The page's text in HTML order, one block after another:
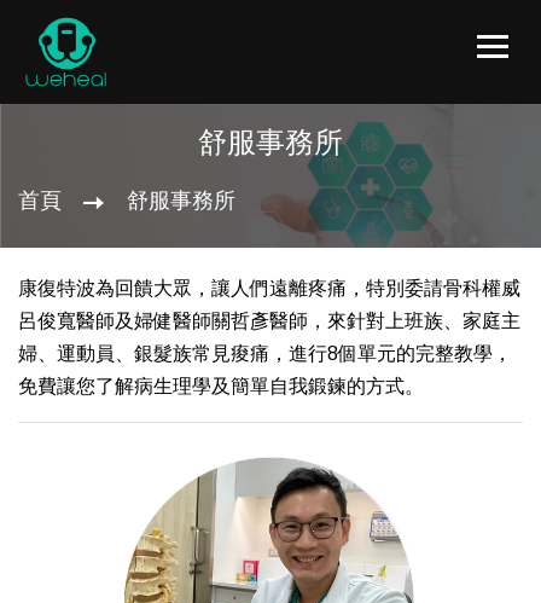
舒服事務所
首頁 舒服事務所
康復特波為回饋大眾，讓人們遠離疼痛，特別委請骨科權威
呂俊寬醫師及婦健醫師關哲彥醫師，來針對上班族、家庭主
婦、運動員、銀髮族常見痠痛，進行8個單元的完整教學，
免費讓您了解病生理學及簡單自我鍛鍊的方式。